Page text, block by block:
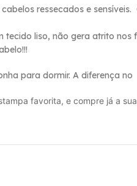
ressecados e
tecido liso, não gera atrito
para dormir. A diferença
favorita, e compre já a